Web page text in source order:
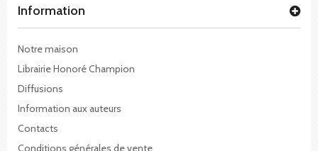
Information
Notre maison
Librairie Honoré Champion
Diffusions
Information aux auteurs
Contacts
Conditions générales de vente